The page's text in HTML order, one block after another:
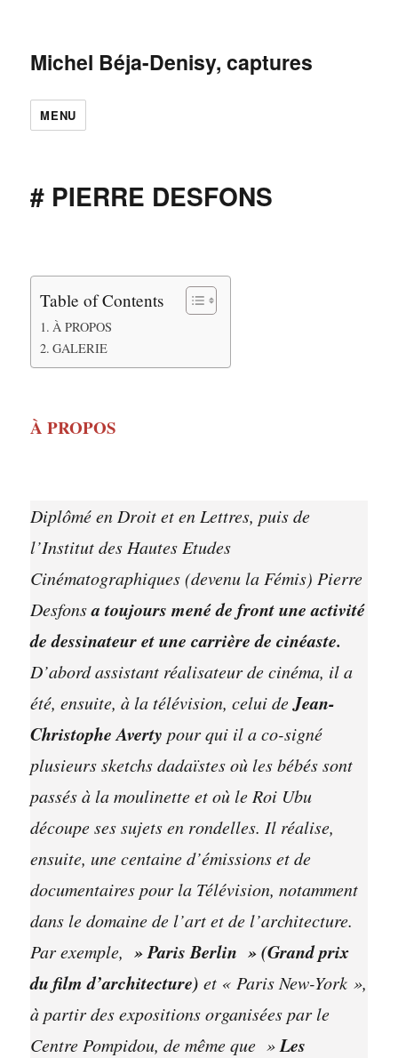
Michel Béja-Denisy, captures
MENU
# PIERRE DESFONS
Table of Contents
À PROPOS
GALERIE
À PROPOS
Diplômé en Droit et en Lettres, puis de
l’Institut des Hautes Etudes
Cinématographiques (devenu la Fémis) Pierre
Desfonsa toujours mené de front une activité
de dessinateur et une carrière de cinéaste.
D’abord assistant réalisateur de cinéma, il a
été, ensuite, à la télévision, celui deJean-
Christophe Averty pour qui il a co-signé
plusieurs sketchs dadaïstes où les bébés sont
passés à la moulinette et où le Roi Ubu
découpe ses sujets en rondelles. Il réalise,
ensuite, une centaine d’émissions et de
documentaires pour la Télévision, notamment
dans le domaine de l’art et de l’architecture.
Par exemple, » Paris Berlin » (Grand prix
du film d’architecture) et « Paris New-York »,
à partir des expositions organisées par le
Centre Pompidou, de même que » Les